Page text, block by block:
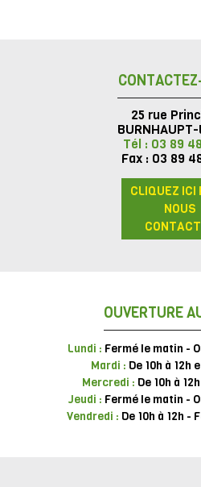
25 rue
Tél : 03 89
Fax : 03 89
CLIQUEZ ICI
NOUS
OUVERTURE
Lundi : Fermé le matin -
Mardi : De 10h à 12h
Mercredi : De 10h à
Jeudi : Fermé le matin -
Vendredi : De 10h à 12h